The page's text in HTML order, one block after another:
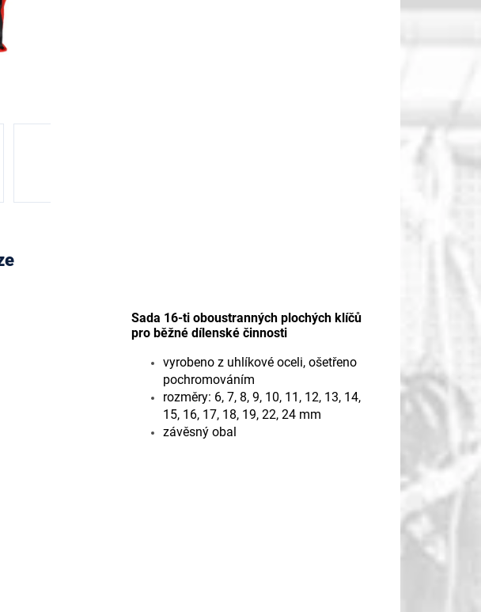
Sada 16-ti oboustranných plochých klíčů
pro běžné dílenské činnosti
vyrobeno z uhlíkové oceli, ošetřeno
pochromováním
rozměry: 6, 7, 8, 9, 10, 11, 12, 13, 14,
15, 16, 17, 18, 19, 22, 24 mm
závěsný obal